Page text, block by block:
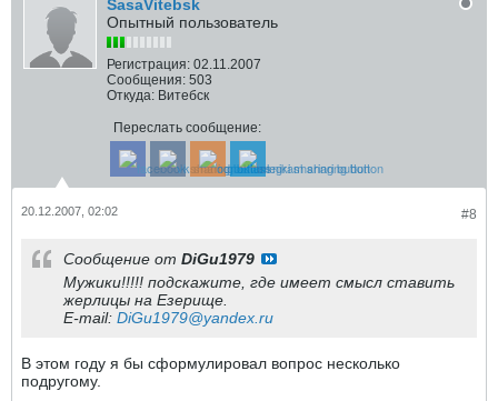
SasaVitebsk
Опытный пользователь
Регистрация: 02.11.2007
Сообщения: 503
Откуда: Витебск
Переслать сообщение:
#8
20.12.2007, 02:02
Сообщение от DiGu1979
Мужики!!!!! подскажите, где имеет смысл ставить
жерлицы на Езерище.
E-mail: DiGu1979@yandex.ru
В этом году я бы сформулировал вопрос несколько
подругому.